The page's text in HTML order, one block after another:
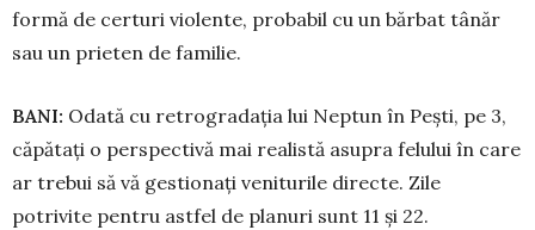
formă de certuri violente, probabil cu un bărbat tânăr
sau un prieten de familie.
BANI: Odată cu retrogradația lui Neptun în Pești, pe 3,
căpătați o perspectivă mai realistă asupra fe­lu­lui în care
ar trebui să vă gestionați veniturile di­recte. Zile
potrivite pentru astfel de planuri sunt 11 și 22.